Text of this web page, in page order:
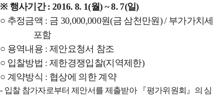
※ 행사기간 : 2016. 8. 1(월) ~ 8. 7(일)
○ 추정금액 : 금 30,000,000원(금 삼천만원) /부가가치세
포함
○ 용역내용 :제안요청서 참조
○ 입찰방법 :제한경쟁입찰(지역제한)
○ 계약방식 : 협상에 의한 계약
- 입찰 참가자로부터 제안서를 제출받아 『평가위원회 』 의 심